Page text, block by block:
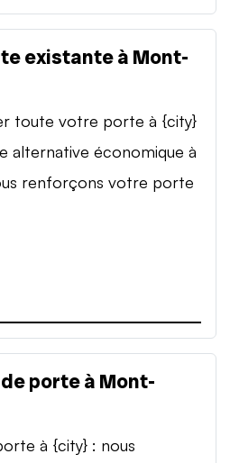
existante à Mont-
toute votre porte à {city}
alternative économique à
renforçons votre porte
porte à Mont-
à {city} : nous